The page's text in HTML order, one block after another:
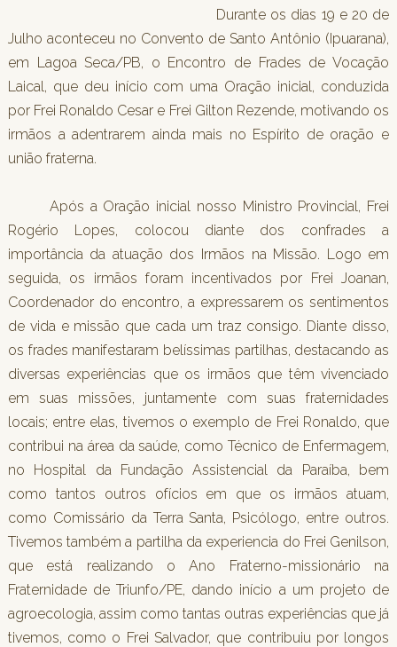
Durante os dias 19 e 20 de
Julho aconteceu no Convento de Santo Antônio (Ipuarana),
em Lagoa Seca/PB, o Encontro de Frades de Vocação
Laical, que deu início com uma Oração inicial, conduzida
por Frei Ronaldo Cesar e Frei Gilton Rezende, motivando os
irmãos a adentrarem ainda mais no Espírito de oração e
união fraterna.
Após a Oração inicial nosso Ministro Provincial, Frei
Rogério Lopes, colocou diante dos confrades a
importância da atuação dos Irmãos na Missão. Logo em
seguida, os irmãos foram incentivados por Frei Joanan,
Coordenador do encontro, a expressarem os sentimentos
de vida e missão que cada um traz consigo. Diante disso,
os frades manifestaram belíssimas partilhas, destacando as
diversas experiências que os irmãos que têm vivenciado
em suas missões, juntamente com suas fraternidades
locais; entre elas, tivemos o exemplo de Frei Ronaldo, que
contribui na área da saúde, como Técnico de Enfermagem,
no Hospital da Fundação Assistencial da Paraíba, bem
como tantos outros ofícios em que os irmãos atuam,
como Comissário da Terra Santa, Psicólogo, entre outros.
Tivemos também a partilha da experiencia do Frei Genilson,
que está realizando o Ano Fraterno-missionário na
Fraternidade de Triunfo/PE, dando início a um projeto de
agroecologia, assim como tantas outras experiências que já
tivemos, como o Frei Salvador, que contribuiu por longos